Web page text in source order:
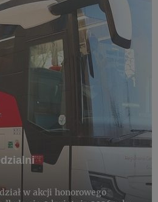
w akcji honorowego